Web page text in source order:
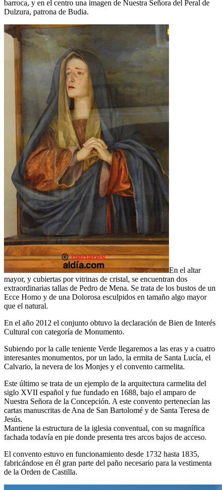
barroca, y en el centro una imagen de Nuestra Señora del Peral de
Dulzura, patrona de Budia.
En el altar
mayor, y cubiertas por vitrinas de cristal, se encuentran dos
extraordinarias tallas de Pedro de Mena. Se trata de los bustos de un
Ecce Homo y de una Dolorosa esculpidos en tamaño algo mayor
que el natural.
En el año 2012 el conjunto obtuvo la declaración de Bien de Interés
Cultural con categoría de Monumento.
Subiendo por la calle teniente Verde llegaremos a las eras y a cuatro
interesantes monumentos, por un lado, la ermita de Santa Lucía, el
Calvario, la nevera de los Monjes y el convento carmelita.
Este último se trata de un ejemplo de la arquitectura carmelita del
siglo XVII español y fue fundado en 1688, bajo el amparo de
Nuestra Señora de la Concepción. A este convento pertenecían las
cartas manuscritas de Ana de San Bartolomé y de Santa Teresa de
Jesús.
Mantiene la estructura de la iglesia conventual, con su magnífica
fachada todavía en pie donde presenta tres arcos bajos de acceso.
El convento estuvo en funcionamiento desde 1732 hasta 1835,
fabricándose en él gran parte del paño necesario para la vestimenta
de la Orden de Castilla.